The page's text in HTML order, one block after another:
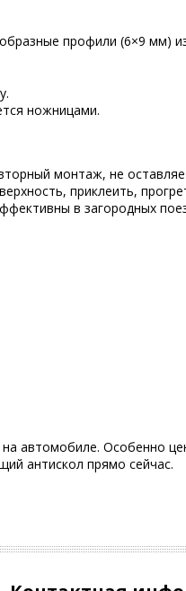
профили (6×9 мм)
ножницами.
монтаж, не
приклеить,
в загородных
автомобиле. Особенно
антискол прямо сейчас.